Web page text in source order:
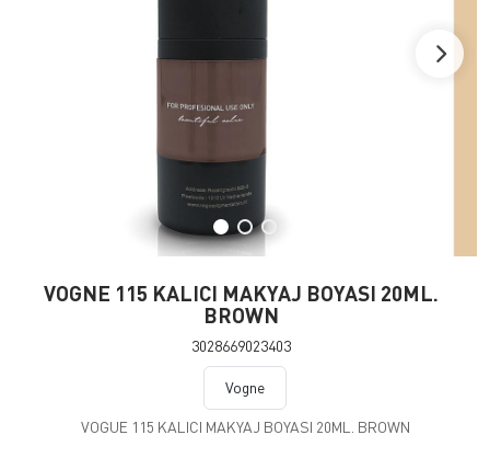
VOGNE 115 KALICI MAKYAJ BOYASI 20ML.
BROWN
3028669023403
Vogne
VOGUE 115 KALICI MAKYAJ BOYASI 20ML. BROWN